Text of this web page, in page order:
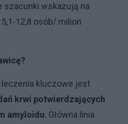
szacunki wskazują na
12,8 osób/ milion
kluczowe jest
krwi potwierdzających
amyloidu. Główna linia